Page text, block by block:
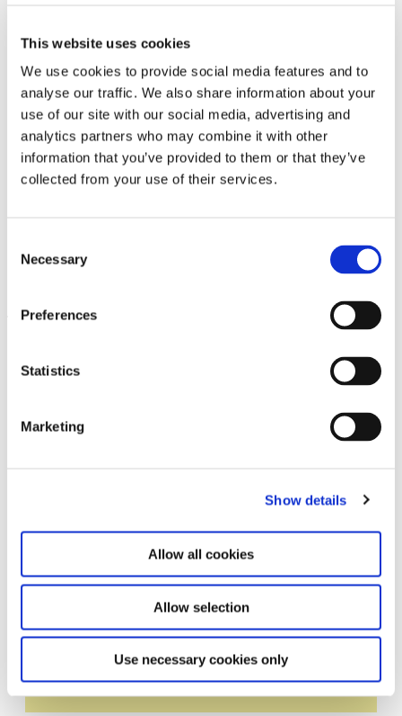
This website uses cookies
We use cookies to provide social media features and to
analyse our traffic. We also share information about your
use of our site with our social media, advertising and
analytics partners who may combine it with other
information that you’ve provided to them or that they’ve
collected from your use of their services.
Selection
Necessary
Preferences
Statistics
Marketing
Show details
Allow all cookies
Allow selection
Use necessary cookies only
Environments von
Künstlerinnen 1956 – 1976
8.9.23 – 10.3.24
Leave this field empty
Abonnieren Sie unseren Newsletter
Bleiben Sie auf dem Laufenden und erfahren
Abonnieren
Durch Ihre Anmeldung zum Newsletter stimmen
Sie der Datenschutzerklärung und der AGB zu,